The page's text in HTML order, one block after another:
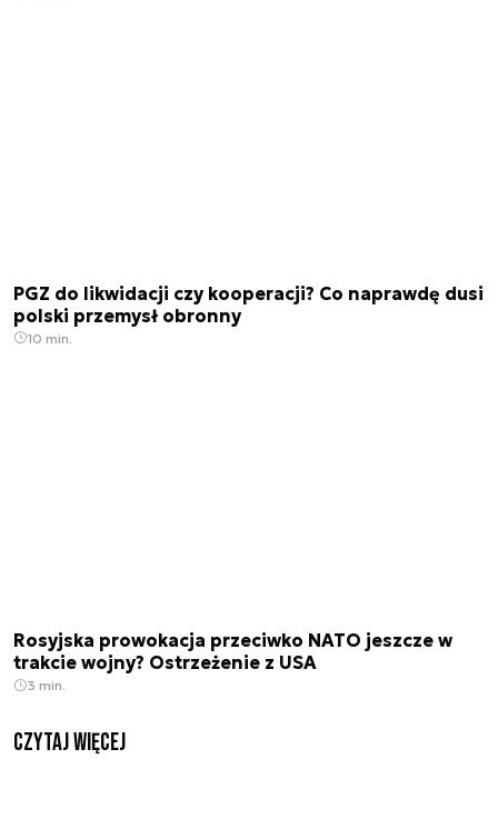
PGZ do likwidacji czy kooperacji? Co naprawdę dusi
polski przemysł obronny
10 min.
Rosyjska prowokacja przeciwko NATO jeszcze w
trakcie wojny? Ostrzeżenie z USA
3 min.
czytaj więcej